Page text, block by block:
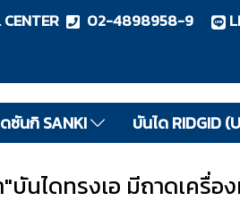
02-4898958-9
ซันกิ SANKI บันได RIDGID
นไดทรงเอ มีถาดเครื่อ